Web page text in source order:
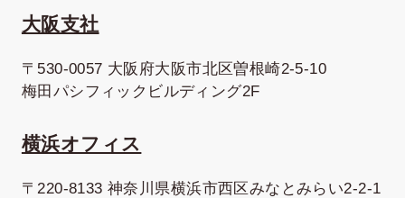
大阪支社
〒530-0057 大阪府大阪市北区曽根崎2-5-10
梅田パシフィックビルディング2F
横浜オフィス
〒220-8133 神奈川県横浜市西区みなとみらい2-2-1